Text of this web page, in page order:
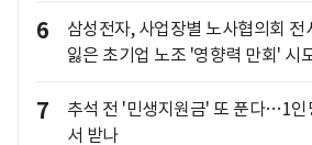
6
삼성전자, 사업장별 노사협의회
잃은 초기업 노조 '영향력 만회' 시
7
추석 전 '민생지원금' 또 푼다…1인
서 받나